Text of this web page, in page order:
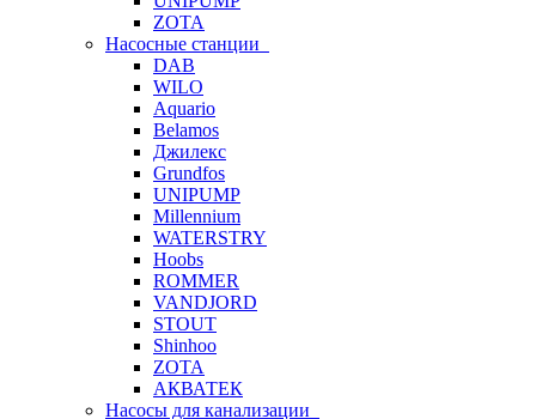
ZOTA
Насосные станции
DAB
WILO
Aquario
Belamos
Джилекс
Grundfos
UNIPUMP
Millennium
WATERSTRY
Hoobs
ROMMER
VANDJORD
STOUT
Shinhoo
ZOTA
АКВАТЕК
Насосы для канализации